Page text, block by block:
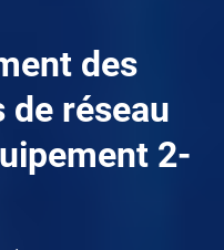
des
de réseau
2-